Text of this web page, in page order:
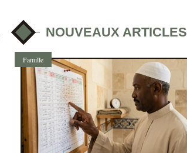
NOUVEAUX ARTICLES
Famille